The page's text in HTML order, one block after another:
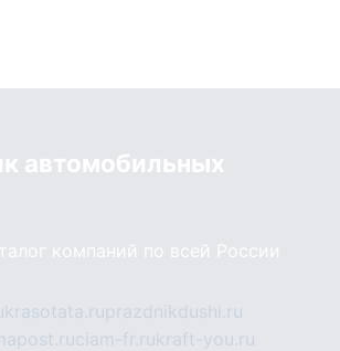
автомобильных
компаний по всей России
krasotata.ruprazdnikdushi.ru
ciam-fr.rukraft-you.ru